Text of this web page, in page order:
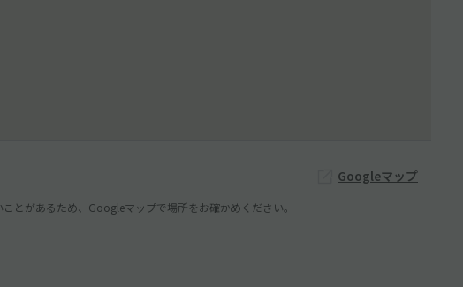
Googleマップ
とがあるため、Googleマップで場所をお確かめください。